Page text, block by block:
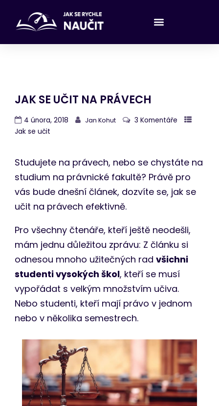
JAK SE UČIT NA PRÁVECH
4 února, 2018 Jan Kohut
3 Komentáře
Jak se učit
Studujete na právech, nebo se chystáte na
studium na právnické fakultě? Právě pro
vás bude dnešní článek, dozvíte se, jak se
učit na právech efektivně.
Pro všechny čtenáře, kteří ještě neodešli,
mám jednu důležitou zprávu: Z článku si
odnesou mnoho užitečných radvšichni
studenti vysokých škol, kteří se musí
vypořádat s velkým množstvím učiva.
Nebo studenti, kteří mají právo v jednom
nebo v několika semestrech.